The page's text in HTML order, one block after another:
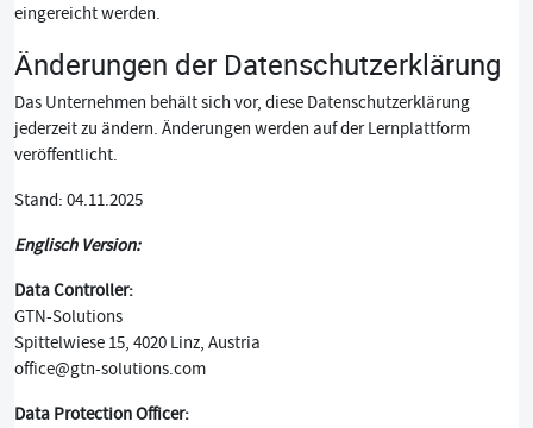
eingereicht werden.
Änderungen der Datenschutzerklärung
Das Unternehmen behält sich vor, diese Datenschutzerklärung
jederzeit zu ändern. Änderungen werden auf der Lernplattform
veröffentlicht.
Stand: 04.11.2025
Englisch Version:
Data Controller:
GTN-Solutions
Spittelwiese 15, 4020 Linz, Austria
office@gtn-solutions.com
Data Protection Officer: